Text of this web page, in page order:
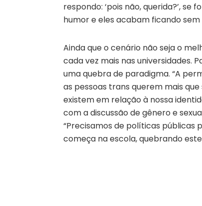
respondo: ‘pois não, querida?’,
humor e eles acabam ficando sem
Ainda que o cenário não seja o
cada vez mais nas universidades.
uma quebra de paradigma. “A
as pessoas trans querem mais
existem em relação à nossa
com a discussão de gênero e
“Precisamos de políticas públicas
começa na escola, quebrando